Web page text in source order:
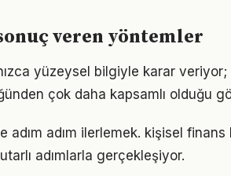
veren yöntemler
yüzeysel bilgiyle karar
çok daha kapsamlı olduğu
adım adım ilerlemek. kişisel
adımlarla gerçekleşiyor.